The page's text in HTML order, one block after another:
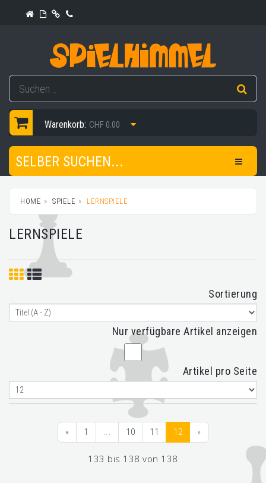
Warenkorb: CHF 0.00
SELBER SUCHEN...
HOME SPIELE LERNSPIELE
LERNSPIELE
Sortierung
Nur verfügbare Artikel anzeigen
Artikel pro Seite
« 1 ... 10 11 12 »
133 bis 138 von 138